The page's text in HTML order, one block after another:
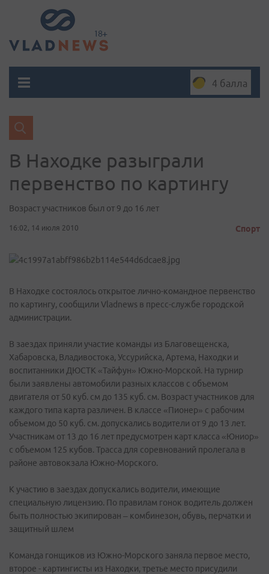
4 балла
В Находке разыграли
первенство по картингу
Возраст участников был от 9 до 16 лет
16:02, 14 июля 2010 Спорт
В Находке состоялось открытое лично-командное первенство
по картингу, сообщили Vladnews в пресс-службе городской
администрации.
В заездах приняли участие команды из Благовещенска,
Хабаровска, Владивостока, Уссурийска, Артема, Находки и
воспитанники ДЮСТК «Тайфун» Южно-Морской. На турнир
были заявлены автомобили разных классов с объемом
двигателя от 50 куб. см до 135 куб. см. Возраст участников для
каждого типа карта различен. В классе «Пионер» с рабочим
объемом до 50 куб. см. допускались водители от 9 до 13 лет.
Участникам от 13 до 16 лет предусмотрен карт класса «Юниор»
с объемом 125 кубов. Трасса для соревнований пролегала в
районе автовокзала Южно-Морского.
К участию в заездах допускались водители, имеющие
специальную лицензию. По правилам гонок водитель должен
быть полностью экипирован – комбинезон, обувь, перчатки и
защитный шлем
Команда гонщиков из Южно-Морского заняла первое место,
второе - картингисты из Находки, третье место присудили